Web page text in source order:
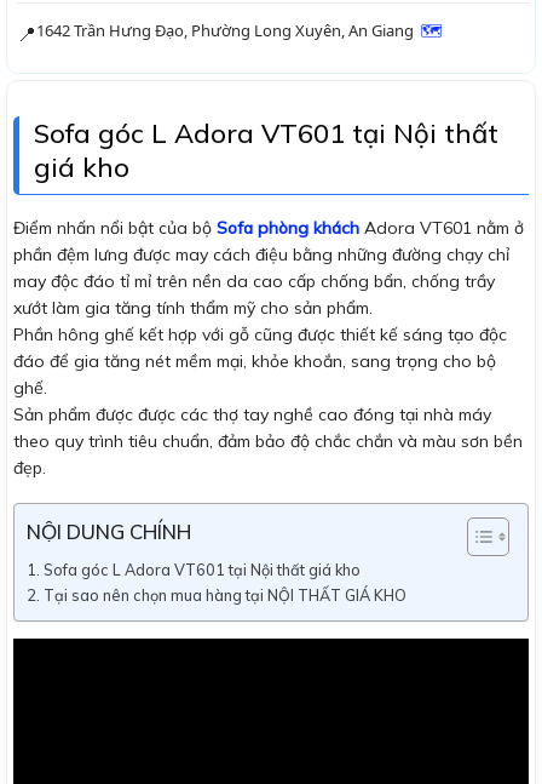
📍1642 Trần Hưng Đạo, Phường Long Xuyên, An Giang 🗺
Sofa góc L Adora VT601 tại Nội thất
giá kho
Điểm nhấn nổi bật của bộ Sofa phòng khách Adora VT601 nằm ở
phần đệm lưng được may cách điệu bằng những đường chạy chỉ
may độc đáo tỉ mỉ trên nền da cao cấp chống bẩn, chống trầy
xướt làm gia tăng tính thẩm mỹ cho sản phẩm.
Phần hông ghế kết hợp với gỗ cũng được thiết kế sáng tạo độc
đáo để gia tăng nét mềm mại, khỏe khoắn, sang trọng cho bộ
ghế.
Sản phẩm được được các thợ tay nghề cao đóng tại nhà máy
theo quy trình tiêu chuẩn, đảm bảo độ chắc chắn và màu sơn bền
đẹp.
NỘI DUNG CHÍNH
Sofa góc L Adora VT601 tại Nội thất giá kho
Tại sao nên chọn mua hàng tại NỘI THẤT GIÁ KHO